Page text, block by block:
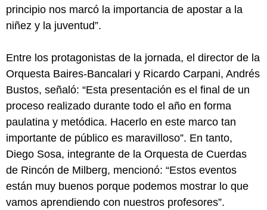
principio nos marcó la importancia de apostar a la
niñez y la juventud”.
Entre los protagonistas de la jornada, el director de la
Orquesta Baires-Bancalari y Ricardo Carpani, Andrés
Bustos, señaló: “Esta presentación es el final de un
proceso realizado durante todo el año en forma
paulatina y metódica. Hacerlo en este marco tan
importante de público es maravilloso”. En tanto,
Diego Sosa, integrante de la Orquesta de Cuerdas
de Rincón de Milberg, mencionó: “Estos eventos
están muy buenos porque podemos mostrar lo que
vamos aprendiendo con nuestros profesores”.